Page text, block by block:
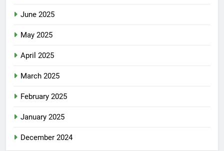
June 2025
May 2025
April 2025
March 2025
February 2025
January 2025
December 2024